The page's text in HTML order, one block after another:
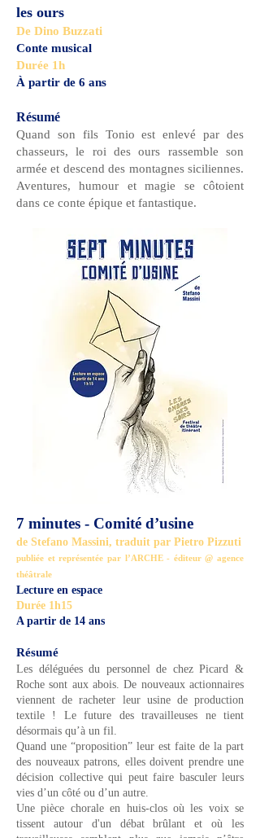
les ours
De Dino Buzzati
Conte musical
Durée 1h
À partir de 6 ans
Résumé
Quand son fils Tonio est enlevé par des
chasseurs, le roi des ours rassemble son
armée et descend des montagnes siciliennes.
Aventures, humour et magie se côtoient
dans ce conte épique et fantastique.
7 minutes - Comité d’usine
de Stefano Massini, traduit par Pietro Pizzuti
publiée et représentée par l’ARCHE - éditeur @ agence
théâtrale
Lecture en espace
Durée 1h15
A partir de 14 ans
Résumé
Les déléguées du personnel de chez Picard &
Roche sont aux abois. De nouveaux actionnaires
viennent de racheter leur usine de production
textile ! Le future des travailleuses ne tient
désormais qu’à un fil.
Quand une “proposition” leur est faite de la part
des nouveaux patrons, elles doivent prendre une
décision collective qui peut faire basculer leurs
vies d’un côté ou d’un autre.
Une pièce chorale en huis-clos où les voix se
tissent autour d'un débat brûlant et où les